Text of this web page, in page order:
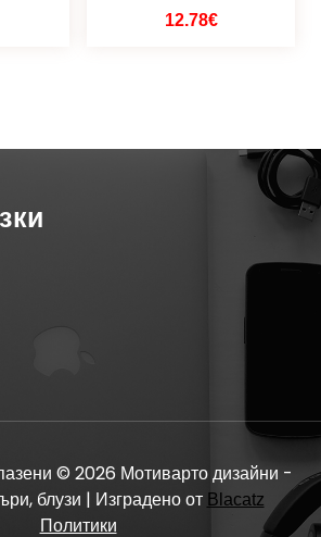
12.78€
© 2026 Мотиварто дизайни -
блузи | Изградено от Blacatz
Политики